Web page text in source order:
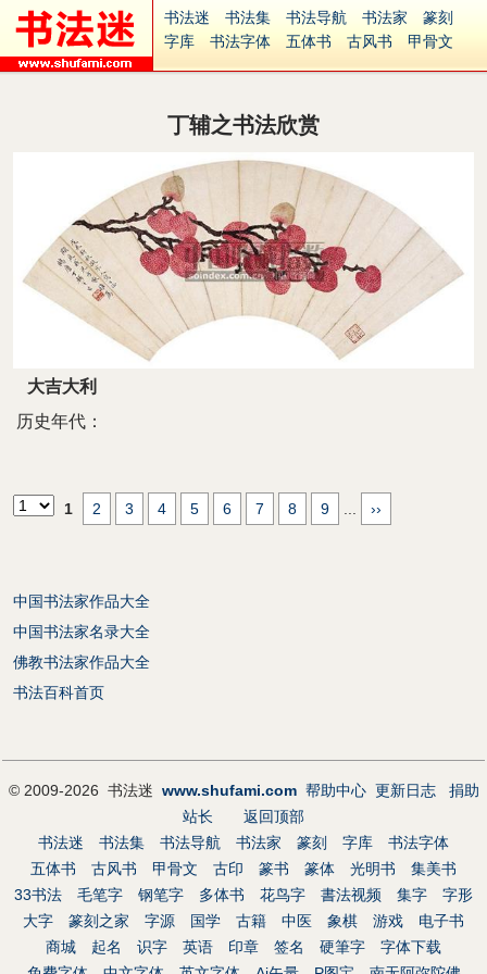
书法迷 书法集 书法导航 书法家
篆刻
字库
书法字体 五体书 古风书
甲骨文
集字
字形 大字 篆刻之家
古籍
中医 象棋 游戏
识字 英语
字体下载
免费字体 中文字体
Ai矢量
南无阿弥陀佛
意见反馈
安全网站
捐赠 繁體版
丁辅之书法欣赏
大吉大利
历史年代：
1 2 3 4 5 6 7 8 9 ››
中国书法家作品大全
中国书法家名录大全
佛教书法家作品大全
书法百科首页
© 2009-2026 书法迷 www.shufami.com 帮助中心 更新日志
捐助
站长
返回顶部
书法迷
书法集 书法导航 书法家 篆刻 字库
书法字体
五体书
古风书 甲骨文 古印 篆书 篆体 光明书
集美书
33书法
毛笔字 钢笔字 多体书 花鸟字 書法视频 集字
字形
大字
篆刻之家 字源 国学 古籍 中医 象棋 游戏
电子书
商城
起名 识字 英语 印章 签名 硬筆字
字体下载